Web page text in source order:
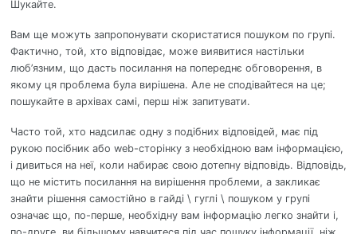
Шукайте.
Вам ще можуть запропонувати скористатися пошуком по групі.
Фактично, той, хто відповідає, може виявитися настільки
люб’язним, що дасть посилання на попереднє обговорення, в
якому ця проблема була вирішена. Але не сподівайтеся на це;
пошукайте в архівах самі, перш ніж запитувати.
Часто той, хто надсилає одну з подібних відповідей, має під
рукою посібник або web-сторінку з необхідною вам інформацією,
і дивиться на неї, коли набирає свою дотепну відповідь. Відповідь,
що не містить посилання на вирішення проблеми, а закликає
знайти рішення самостійно в гайді \ гуглі \ пошуком у групі
означає що, по-перше, необхідну вам інформацію легко знайти і,